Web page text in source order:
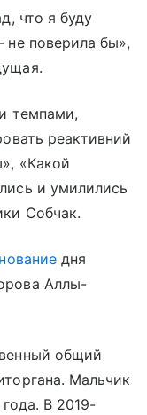
что я буду
не поверила бы»,
темпами,
реактивний
«Какой
и умилились
Собчак.
дня
Аллы-
общий
Мальчик
В 2019-